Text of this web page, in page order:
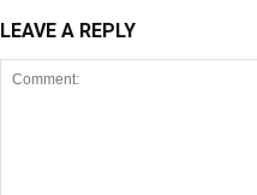
LEAVE A REPLY